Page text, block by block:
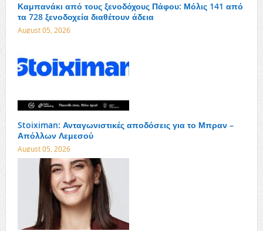
Καμπανάκι από τους ξενοδόχους Πάφου: Μόλις 141 από
τα 728 ξενοδοχεία διαθέτουν άδεια
August 05, 2026
Stoiximan: Ανταγωνιστικές αποδόσεις για το Μπραν –
Απόλλων Λεμεσού
August 05, 2026